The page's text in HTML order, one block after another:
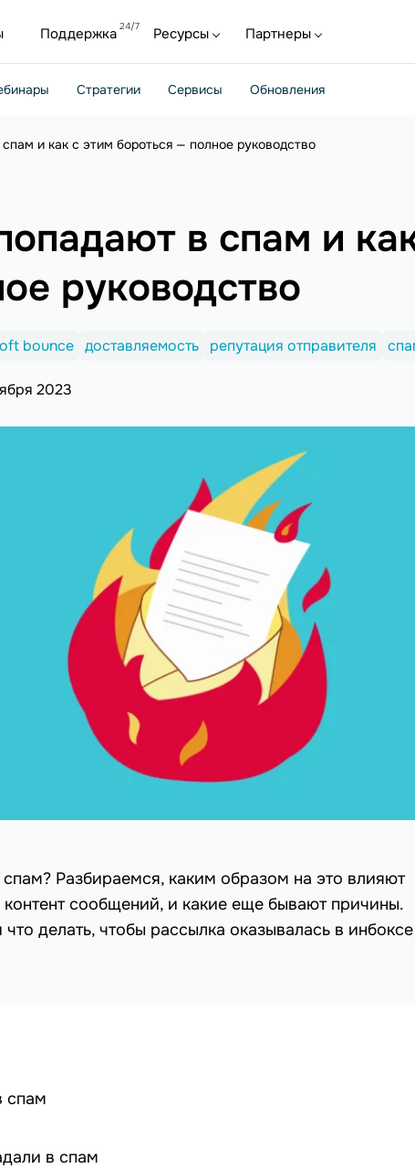
Поддержка Ресурсы Партнеры
Стратегии Сервисы Обновления
и как с этим бороться — полное руководство
в спам и
руководство
bounce доставляемость репутация отправителя
2023
Разбираемся, каким образом на это влияют
сообщений, и какие еще бывают причины.
делать, чтобы рассылка оказывалась в инбоксе
спам
в спам